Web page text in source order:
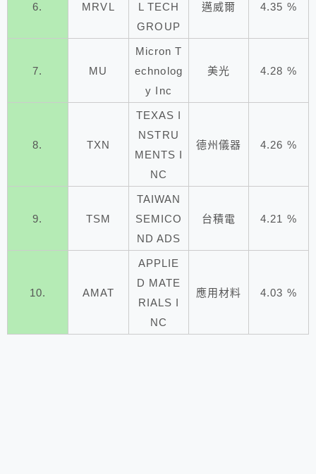
6. MRVL
L TECH
GROUP
邁威爾 4.35 %
7. MU
Micron T
echnolog
y Inc
美光 4.28 %
8. TXN
TEXAS I
NSTRU
MENTS I
NC
德州儀器 4.26 %
9. TSM
TAIWAN
SEMICO
ND ADS
台積電 4.21 %
10. AMAT
APPLIE
D MATE
RIALS I
NC
應用材料 4.03 %